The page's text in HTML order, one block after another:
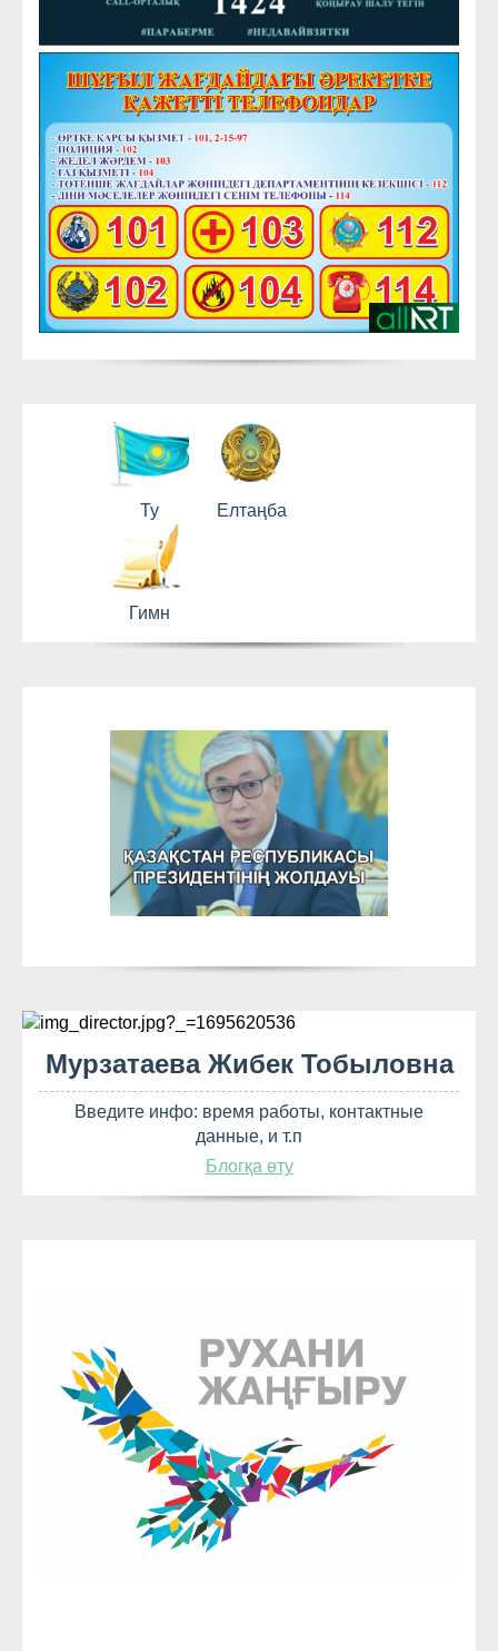
Ту Елтаңба
Гимн
Мурзатаева Жибек Тобыловна
Введите инфо: время работы, контактные
данные, и т.п
Блогқа өту